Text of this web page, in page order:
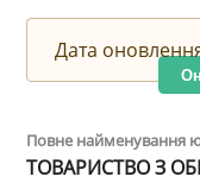
Дата
Повне найменування
ТОВАРИСТВО З